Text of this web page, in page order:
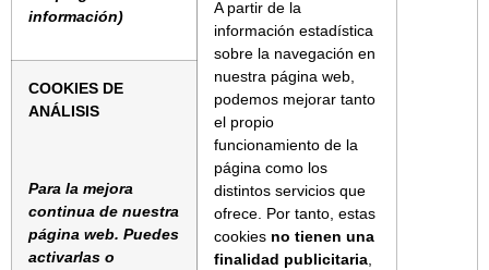
información)
A partir de la
información estadística
sobre la navegación en
nuestra página web,
podemos mejorar tanto
el propio
funcionamiento de la
página como los
distintos servicios que
ofrece. Por tanto, estas
cookies no tienen una
finalidad publicitaria
COOKIES DE
ANÁLISIS
Para la mejora
continua de nuestra
página web. Puedes
activarlas o